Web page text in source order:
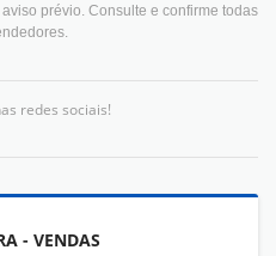
prévio. Consulte e confirme todas
redes sociais!
- VENDAS